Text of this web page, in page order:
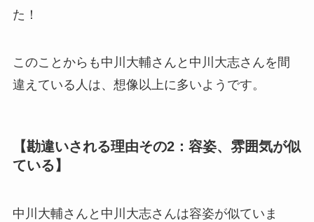
た！
このことからも中川大輔さんと中川大志さんを間
違えている人は、想像以上に多いようです。
【勘違いされる理由その2：容姿、雰囲気が似
ている】
中川大輔さんと中川大志さんは容姿が似ていま